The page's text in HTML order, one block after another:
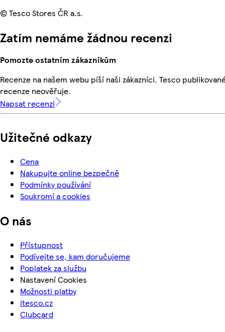
© Tesco Stores ČR a.s.
Zatím nemáme žádnou recenzi
Pomozte ostatním zákazníkům
Recenze na našem webu píší naši zákazníci. Tesco
recenze neověřuje.
Napsat recenzi
Užitečné odkazy
Cena
Nakupujte online bezpečně
Podmínky používání
Soukromí a cookies
O nás
Přístupnost
Podívejte se, kam doručujeme
Poplatek za službu
Nastavení Cookies
Možnosti platby
itesco.cz
Clubcard